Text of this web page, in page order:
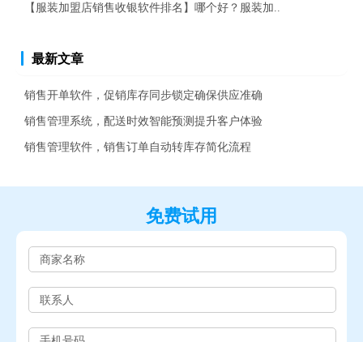
【服装加盟店销售收银软件排名】哪个好？服装加..
最新文章
销售开单软件，促销库存同步锁定确保供应准确
销售管理系统，配送时效智能预测提升客户体验
销售管理软件，销售订单自动转库存简化流程
免费试用